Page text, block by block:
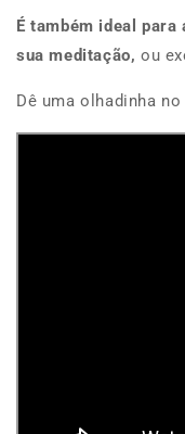
É também ideal para
sua meditação, ou
Dê uma olhadinha no